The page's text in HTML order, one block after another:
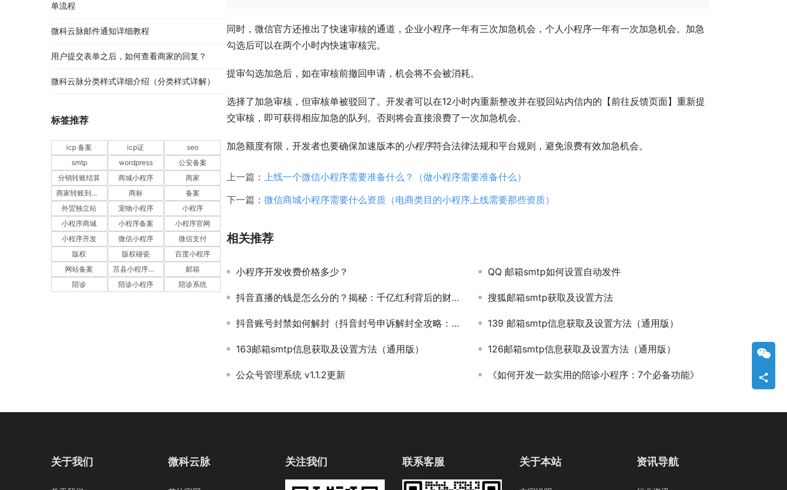
同时，微信官方还推出了快速审核的通道，企业小程序一年有三次加急机会，个人小程序一年有一次加急机会。加急
勾选后可以在两个小时内快速审核完。
提审勾选加急后，如在审核前撤回申请，机会将不会被消耗。
选择了加急审核，但审核单被驳回了。开发者可以在12小时内重新整改并在驳回站内信内的【前往反馈页面】重新提
交审核，即可获得相应加急的队列。否则将会直接浪费了一次加急机会。
加急额度有限，开发者也要确保加速版本的小程序符合法律法规和平台规则，避免浪费有效加急机会。
上一篇： 上线一个微信小程序需要准备什么？（做小程序需要准备什么）
下一篇： 微信商城小程序需要什么资质（电商类目的小程序上线需要那些资质）
相关推荐
小程序开发收费价格多少？ QQ 邮箱smtp如何设置自动发件
抖音直播的钱是怎么分的？揭秘：千亿红利背后的财富密码 搜狐邮箱smtp获取及设置方法
抖音账号封禁如何解封（抖音封号申诉解封全攻略：3步恢复账号，成功率提升80%！） 139 邮箱smtp信息获取及设置方法（通用版）
163邮箱smtp信息获取及设置方法（通用版） 126邮箱smtp信息获取及设置方法（通用版）
公众号管理系统 v1.1.2更新 《如何开发一款实用的陪诊小程序：7个必备功能》
单流程
微科云脉邮件通知详细教程
用户提交表单之后，如何查看商家的回复？
微科云脉分类样式详细介绍（分类样式详解）
标签推荐
icp 备案 icp证
seo
smtp
wordpress
公安备案
分销转账结算
商城小程序
商家
商家转账到零钱
商标
备案
外贸独立站
宠物小程序
小程序
小程序商城
小程序备案
小程序官网
小程序开发
微信小程序
微信支付
版权
版权碰瓷
百度小程序
网站备案
莒县小程序开发
邮箱
陪诊
陪诊小程序 陪诊系统
关于我们 微科云脉 关注我们 联系客服 关于本站 资讯导航